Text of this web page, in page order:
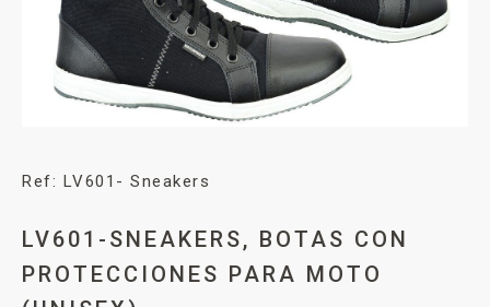
Ref: LV601- Sneakers
LV601-SNEAKERS, BOTAS CON
PROTECCIONES PARA MOTO